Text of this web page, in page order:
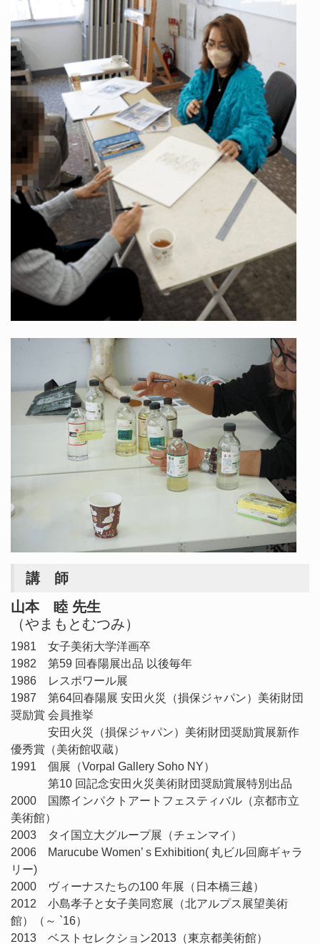
講 師
山本 睦 先生
（やまもとむつみ）
1981 女子美術大学洋画卒
1982 第59 回春陽展出品 以後毎年
1986 レスポワール展
1987 第64回春陽展 安田火災（損保ジャパン）美術財団
奨励賞 会員推挙
安田火災（損保ジャパン）美術財団奨励賞展新作
優秀賞（美術館収蔵）
1991 個展（Vorpal Gallery Soho NY）
第10 回記念安田火災美術財団奨励賞展特別出品
2000 国際インパクトアートフェスティバル（京都市立
美術館）
2003 タイ国立大グループ展（チェンマイ）
2006 Marucube Women’ s Exhibition( 丸ビル回廊ギャラ
リー)
2000 ヴィーナスたちの100 年展（日本橋三越）
2012 小島孝子と女子美同窓展（北アルプス展望美術
館）（～ `16）
2013 ベストセレクション2013（東京都美術館）